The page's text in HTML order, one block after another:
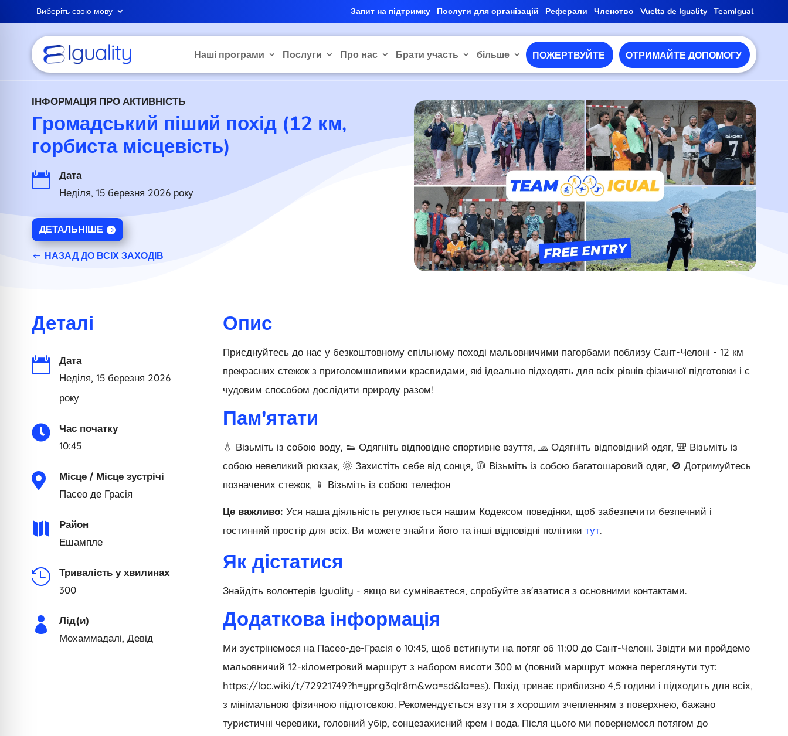
Виберіть свою мову Запит на підтримку Послуги для організацій Реферали Членство Vuelta de Iguality TeamIgual
Наші програми Послуги Про нас Брати участь більше ПОЖЕРТВУЙТЕ ОТРИМАЙТЕ ДОПОМОГУ
ІНФОРМАЦІЯ ПРО АКТИВНІСТЬ
Громадський піший похід (12 км,
горбиста місцевість)
 Дата
Неділя, 15 березня 2026 року
ДЕТАЛЬНІШЕ
НАЗАД ДО ВСІХ ЗАХОДІВ
Деталі
 Дата
Неділя, 15 березня 2026
року
 Час початку
10:45
 Місце / Місце зустрічі
Пасео де Грасія
 Район
Ешампле
 Тривалість у хвилинах
300
 Лід(и)
Мохаммадалі, Девід
Опис
Приєднуйтесь до нас у безкоштовному спільному поході мальовничими пагорбами поблизу Сант-Челоні - 12 км
прекрасних стежок з приголомшливими краєвидами, які ідеально підходять для всіх рівнів фізичної підготовки і є
чудовим способом дослідити природу разом!
Пам'ятати
💧 Візьміть із собою воду, 👟 Одягніть відповідне спортивне взуття, 🧢 Одягніть відповідний одяг, 🎒 Візьміть із
собою невеликий рюкзак, 🌞 Захистіть себе від сонця, 🧥 Візьміть із собою багатошаровий одяг, 🚫 Дотримуйтесь
позначених стежок, 📱 Візьміть із собою телефон
Це важливо: Уся наша діяльність регулюється нашим Кодексом поведінки, щоб забезпечити безпечний і
гостинний простір для всіх. Ви можете знайти його та інші відповідні політики тут.
Як дістатися
Знайдіть волонтерів Iguality - якщо ви сумніваєтеся, спробуйте зв'язатися з основними контактами.
Додаткова інформація
Ми зустрінемося на Пасео-де-Грасія о 10:45, щоб встигнути на потяг об 11:00 до Сант-Челоні. Звідти ми пройдемо
мальовничий 12-кілометровий маршрут з набором висоти 300 м (повний маршрут можна переглянути тут:
https://loc.wiki/t/72921749?h=yprg3qlr8m&wa=sd&la=es). Похід триває приблизно 4,5 години і підходить для всіх,
з мінімальною фізичною підготовкою. Рекомендується взуття з хорошим зчепленням з поверхнею, бажано
туристичні черевики, головний убір, сонцезахисний крем і вода. Після цього ми повернемося потягом до